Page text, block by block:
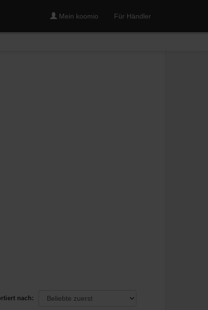
Mein koomio Für Händler
nach: